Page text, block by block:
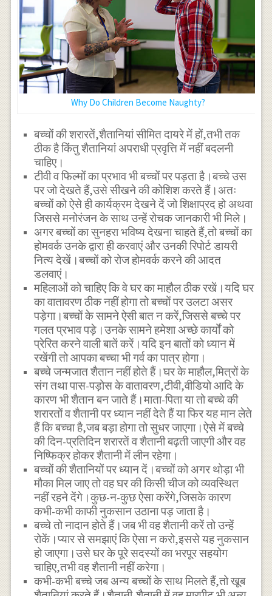
Why Do Children Become Naughty?
बच्चों की शरारतें,शैतानियां सीमित दायरे में हों,तभी तक
ठीक है किंतु शैतानियां अपराधी प्रवृत्ति में नहीं बदलनी
चाहिए।
टीवी व फिल्मों का प्रभाव भी बच्चों पर पड़ता है।बच्चे उस
पर जो देखते हैं,उसे सीखने की कोशिश करते हैं।अतः
बच्चों को ऐसे ही कार्यक्रम देखने दें जो शिक्षाप्रद हो अथवा
जिससे मनोरंजन के साथ उन्हें रोचक जानकारी भी मिले।
अगर बच्चों का सुनहरा भविष्य देखना चाहते हैं,तो बच्चों का
होमवर्क उनके द्वारा ही करवाएं और उनकी रिपोर्ट डायरी
नित्य देखें।बच्चों को रोज होमवर्क करने की आदत
डलवाएं।
महिलाओं को चाहिए कि वे घर का माहौल ठीक रखें।यदि घर
का वातावरण ठीक नहीं होगा तो बच्चों पर उलटा असर
पड़ेगा।बच्चों के सामने ऐसी बात न करें,जिससे बच्चे पर
गलत प्रभाव पड़े।उनके सामने हमेशा अच्छे कार्यों को
प्रेरित करने वाली बातें करें।यदि इन बातों को ध्यान में
रखेंगी तो आपका बच्चा भी गर्व का पात्र होगा।
बच्चे जन्मजात शैतान नहीं होते हैं।घर के माहौल,मित्रों के
संग तथा पास-पड़ोस के वातावरण,टीवी,वीडियो आदि के
कारण भी शैतान बन जाते हैं।माता-पिता या तो बच्चे की
शरारतों व शैतानी पर ध्यान नहीं देते हैं या फिर यह मान लेते
हैं कि बच्चा है,जब बड़ा होगा तो सुधर जाएगा।ऐसे में बच्चे
की दिन-प्रतिदिन शरारतें व शैतानी बढ़ती जाएगी और वह
निष्फिक्र होकर शैतानी में लीन रहेगा।
बच्चों की शैतानियों पर ध्यान दें।बच्चों को अगर थोड़ा भी
मौका मिल जाए तो वह घर की किसी चीज को व्यवस्थित
नहीं रहने देंगे।कुछ-न-कुछ ऐसा करेंगे,जिसके कारण
कभी-कभी काफी नुकसान उठाना पड़ जाता है।
बच्चे तो नादान होते हैं।जब भी वह शैतानी करें तो उन्हें
रोकें।प्यार से समझाएं कि ऐसा न करो,इससे यह नुकसान
हो जाएगा।उसे घर के पूरे सदस्यों का भरपूर सहयोग
चाहिए,तभी वह शैतानी नहीं करेगा।
कभी-कभी बच्चे जब अन्य बच्चों के साथ मिलते हैं,तो खूब